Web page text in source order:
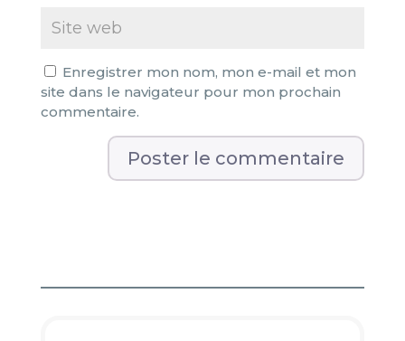
Enregistrer mon nom, mon e-mail et mon
site dans le navigateur pour mon prochain
commentaire.
n